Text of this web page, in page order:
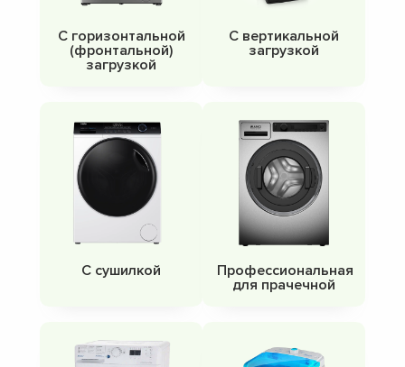
С горизонтальной
(фронтальной)
загрузкой
С вертикальной
загрузкой
С сушилкой
Профессиональная
для прачечной